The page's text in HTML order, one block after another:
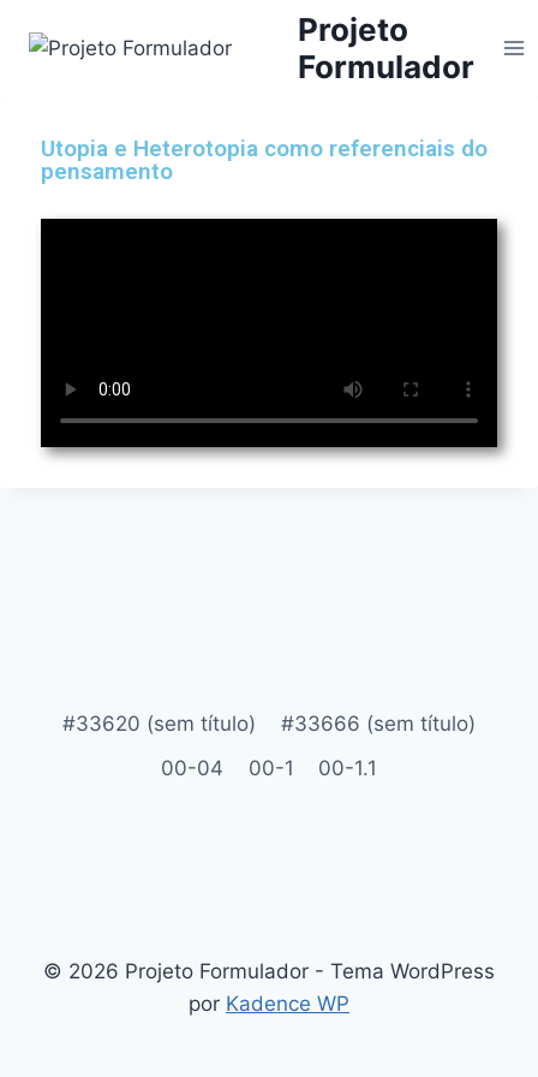
Projeto
Formulador
Utopia e Heterotopia como referenciais do
pensamento
#33620 (sem título)
#33666 (sem título)
00-04
00-1 00-1.1
© 2026 Projeto Formulador - Tema WordPress
por Kadence WP